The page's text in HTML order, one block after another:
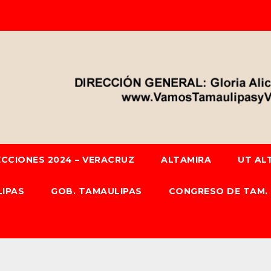
2024 – VERACRUZ ALTAMIRA UT
GOB. TAMAULIPAS CONGRESO DE TAM.